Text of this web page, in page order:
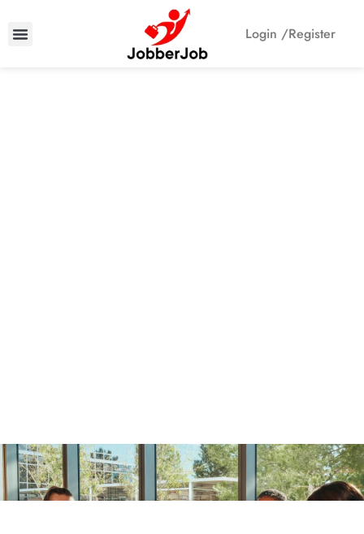
Login /Register